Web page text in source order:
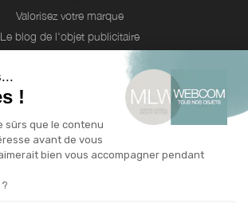
Valorisez votre marque
Le blog de l'objet publicitaire
Qui sommes nous ?
Une équipe d'experts